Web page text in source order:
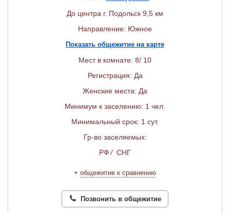
До центра г. Подольск 9,5 км
Направление: Южное
Показать общежитие на карте
Мест в комнате: 8/ 10
Регистрация: Да
Женские места: Да
Минимум к заселению: 1 чел.
Минимальный срок: 1 сут.
Гр-во заселяемых:
РФ/ СНГ
+ общежитие к сравнению
Позвонить в общежитие